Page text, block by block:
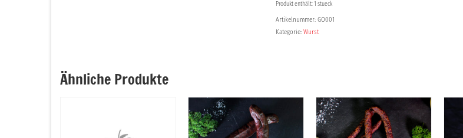
Produkt enthält: 1 stueck
Artikelnummer: GO001
Kategorie: Wurst
Ähnliche Produkte